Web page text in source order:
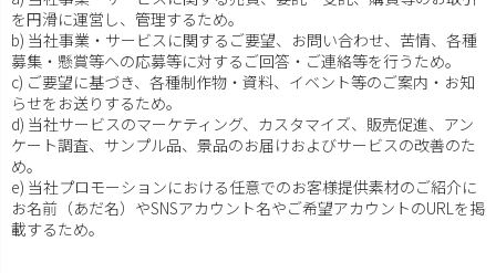
を円滑に運営し、管理するため。
b) 当社事業・サービスに関するご要望、お問い合わせ、苦情、各種
募集・懸賞等への応募等に対するご回答・ご連絡等を行うため。
c) ご要望に基づき、各種制作物・資料、イベント等のご案内・お知
らせをお送りするため。
d) 当社サービスのマーケティング、カスタマイズ、販売促進、アン
ケート調査、サンプル品、景品のお届けおよびサービスの改善のた
め。
e) 当社プロモーションにおける任意でのお客様提供素材のご紹介に
お名前（あだ名）やSNSアカウント名やご希望アカウントのURLを掲
載するため。